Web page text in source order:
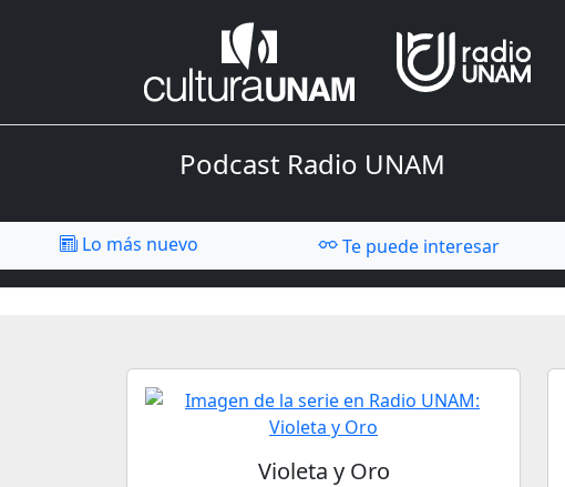
Podcast Radio UNAM
Lo más nuevo Te puede interesar
Violeta y Oro